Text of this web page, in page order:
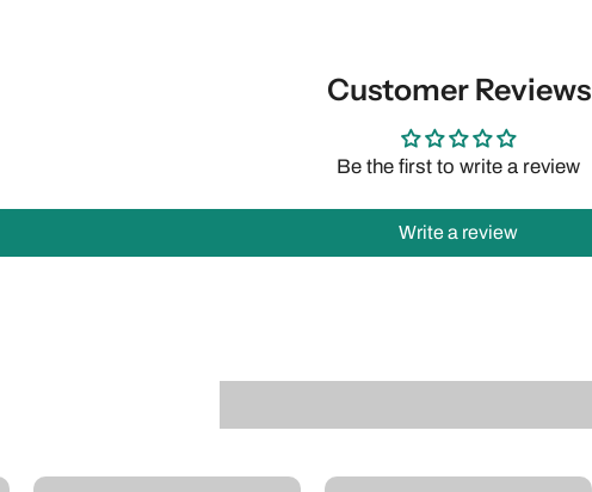
Customer Reviews
Be the first to write a review
Write a review